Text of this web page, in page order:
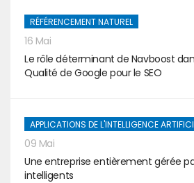
RÉFÉRENCEMENT NATUREL
16 Mai
Le rôle déterminant de Navboost
Qualité de Google pour le SEO
APPLICATIONS DE L'INTELLIGENCE
09 Mai
Une entreprise entièrement gérée
intelligents